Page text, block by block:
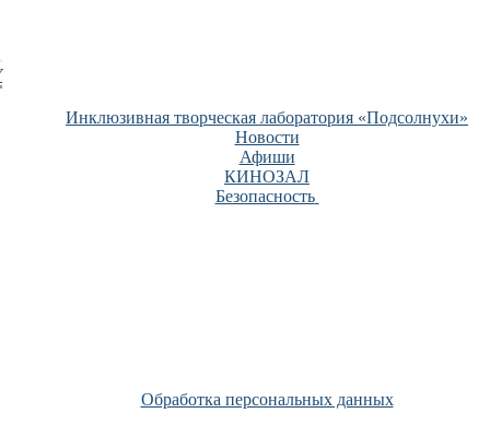
Инклюзивная творческая лаборатория «Подсолнухи»
Новости
Афиши
КИНОЗАЛ
Безопасность
Обработка персональных данных